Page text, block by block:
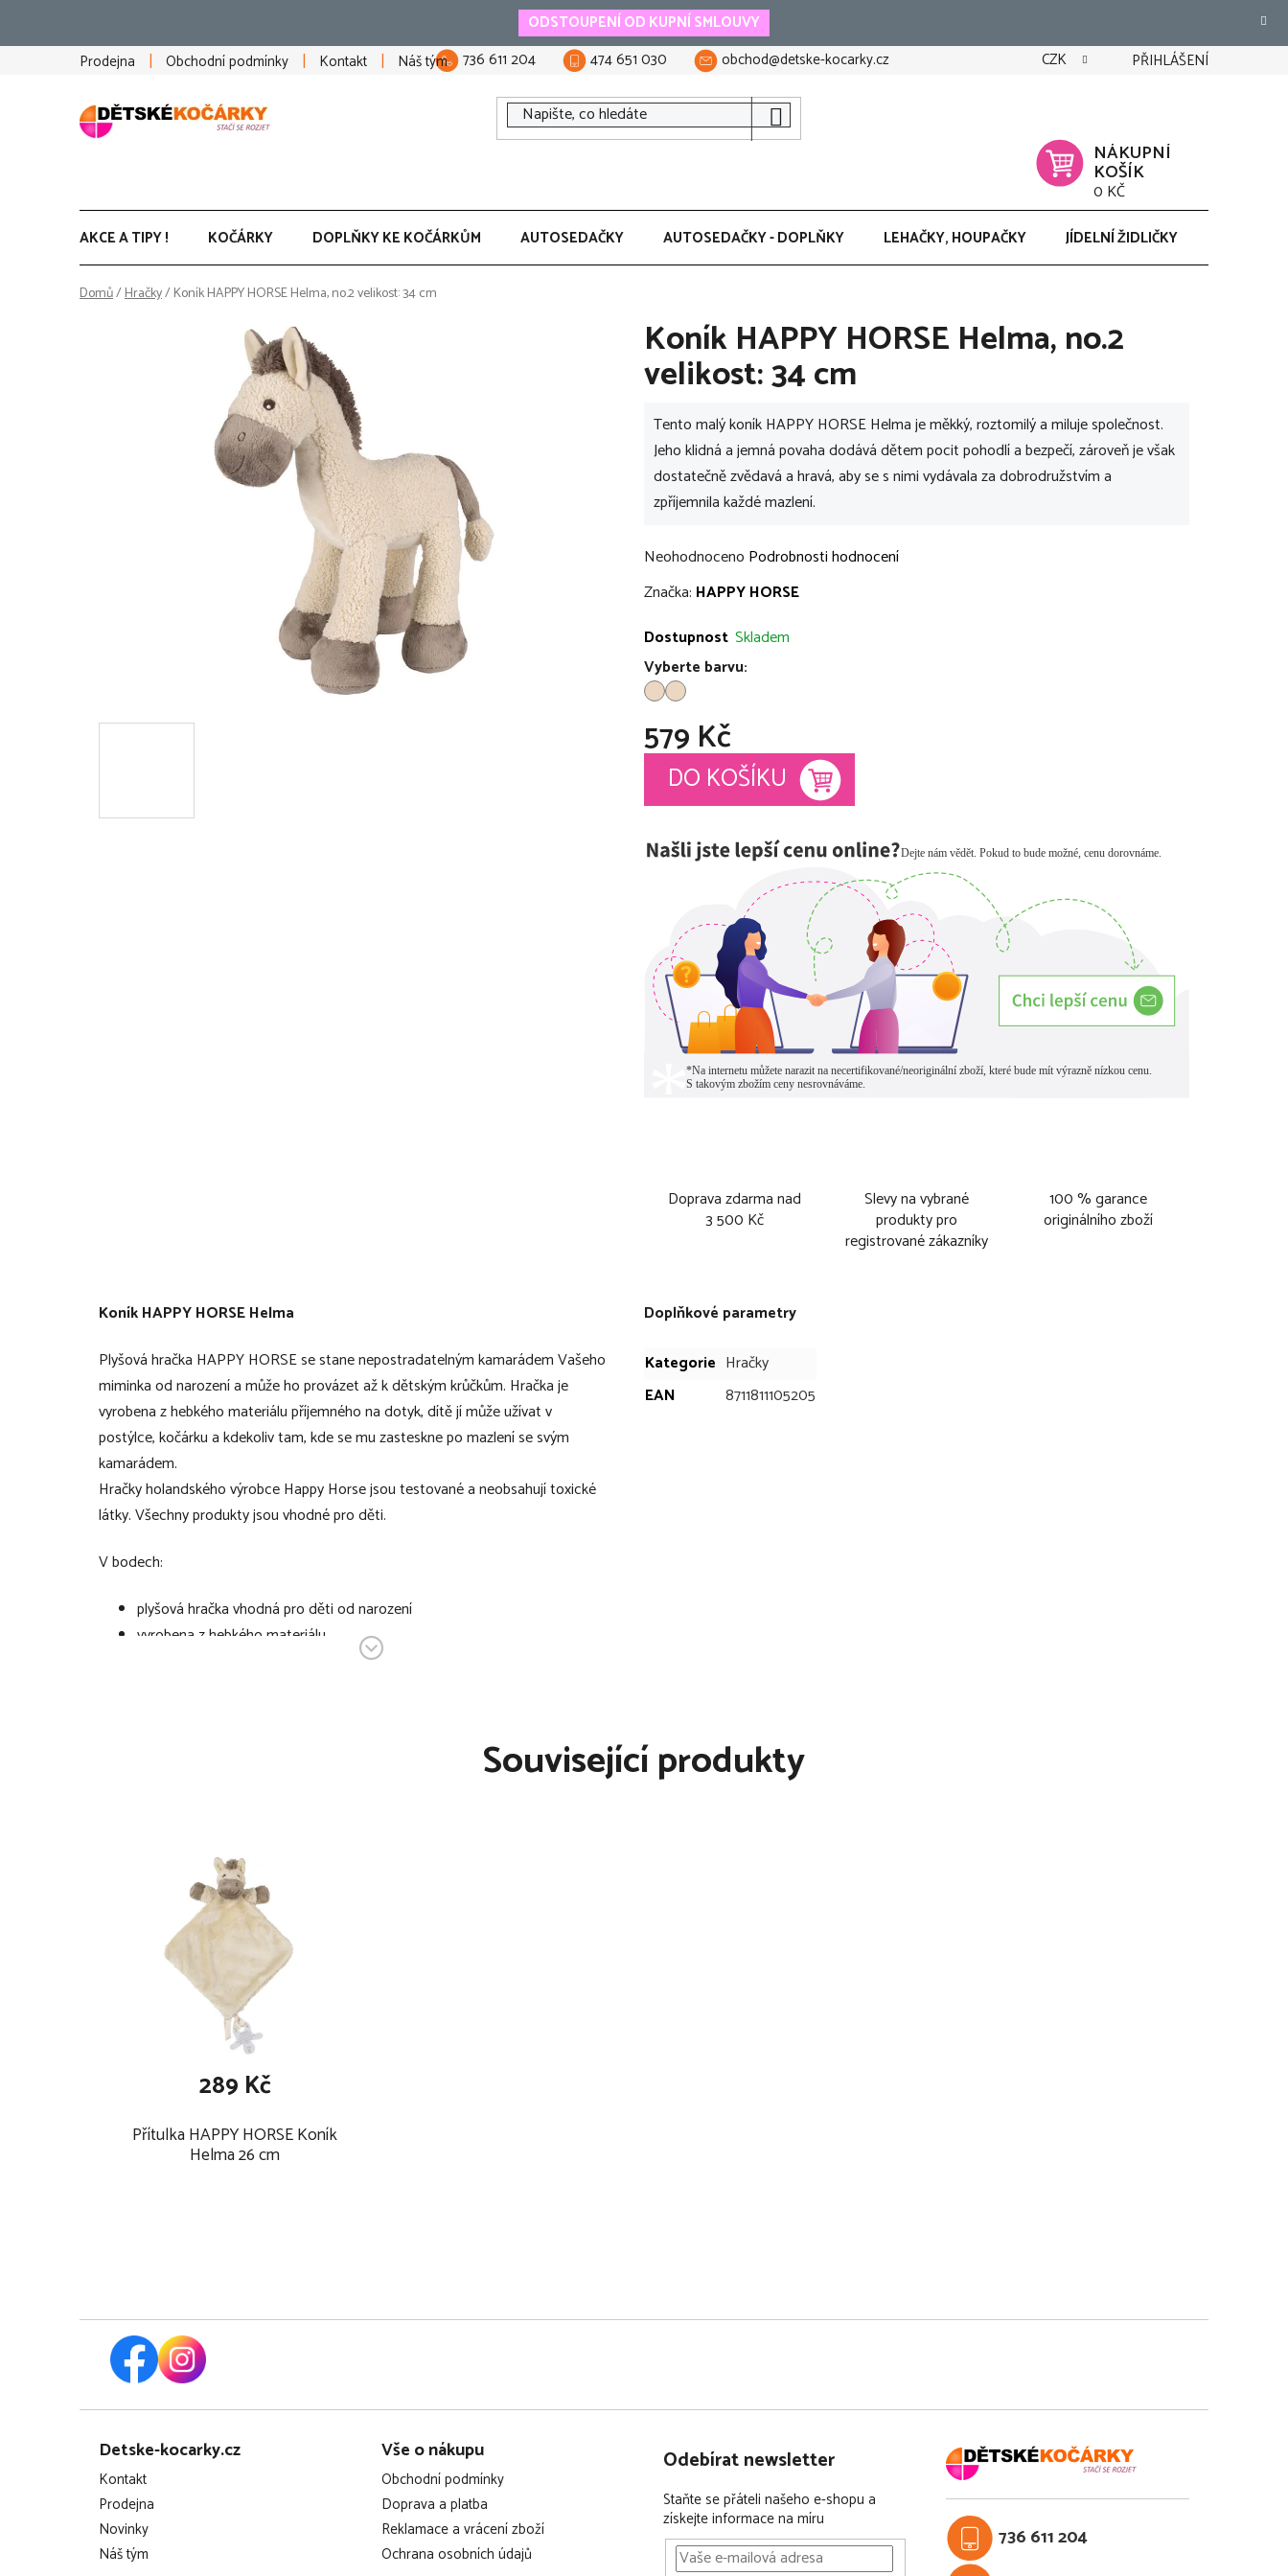
obsah
ODSTOUPENÍ OD KUPNÍ SMLOUVY
Prodejna
Obchodní podmínky Kontakt Náš tým 736 611 204 474 651 030 obchod@detske-kocarky.cz CZK PŘIHLÁŠENÍ
NÁKUPNÍ
KOŠÍK
0 KČ
AKCE A TIPY ! KOČÁRKY DOPLŇKY KE KOČÁRKŮM AUTOSEDAČKY AUTOSEDAČKY - DOPLŇKY LEHAČKY, HOUPAČKY JÍDELNÍ ŽIDLIČKY
Domů/Hračky/Koník HAPPY HORSE Helma, no.2 velikost: 34 cm
Koník HAPPY HORSE Helma, no.2
velikost: 34 cm
Tento malý koník HAPPY HORSE Helma je měkký, roztomilý a miluje společnost.
Jeho klidná a jemná povaha dodává dětem pocit pohodlí a bezpečí, zároveň je však
dostatečně zvědavá a hravá, aby se s nimi vydávala za dobrodružstvím a
zpříjemnila každé mazlení.
Průměrné
hodnocení
je
0,0
z
hvězdiček.
Neohodnoceno Podrobnosti hodnocení
Značka: HAPPY HORSE
Dostupnost Skladem
Vyberte barvu:
579 Kč
Měrná cena:
DO KOŠÍKU
Doprava zdarma nad
3 500 Kč
Slevy na vybrané
produkty pro
registrované zákazníky
100 % garance
originálního zboží
Koník HAPPY HORSE Helma
Plyšová hračka HAPPY HORSE se stane nepostradatelným kamarádem Vašeho
miminka od narození a může ho provázet až k dětským krůčkům. Hračka je
vyrobena z hebkého materiálu příjemného na dotyk, dítě jí může užívat v
postýlce, kočárku a kdekoliv tam, kde se mu zasteskne po mazlení se svým
kamarádem.
Hračky holandského výrobce Happy Horse jsou testované a neobsahují toxické
látky. Všechny produkty jsou vhodné pro děti.
V bodech:
plyšová hračka vhodná pro děti od narození
vyrobena z hebkého materiálu
Doplňkové parametry
Kategorie Hračky
EAN
8711811105205
Související produkty
Přítulka HAPPY HORSE Koník
Helma 26 cm
289 Kč
Detske-kocarky.cz
Kontakt
Prodejna
Novinky
Náš tým
Vše o nákupu
Obchodní podmínky
Doprava a platba
Reklamace a vrácení zboží
Ochrana osobních údajů
Odebírat newsletter
Staňte se přáteli našeho e-shopu a
získejte informace na míru
736 611 204